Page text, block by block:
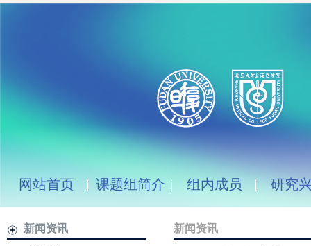
网站首页 课题组简介 组内成员 研究
新闻资讯 新闻资讯